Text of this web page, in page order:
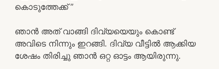
കൊടുത്തേക്ക് ”
ഞാൻ അത്‌ വാങ്ങി ദിവ്യയെയും കൊണ്ട്
അവിടെ നിന്നും ഇറങ്ങി. ദിവ്യ വീട്ടിൽ ആക്കിയ
ശേഷം തിരിച്ചു ഞാൻ ഒറ്റ ഓട്ടം ആയിരുന്നു.